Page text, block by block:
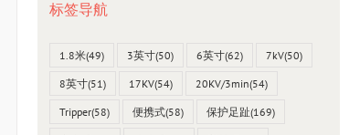
标签导航
1.8米(49) 3英寸(50) 6英寸(62) 7kV(50)
8英寸(51) 17KV(54) 20KV/3min(54)
Tripper(58) 便携式(58) 保护足趾(169)